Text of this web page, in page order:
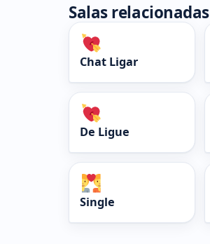
Salas relacionadas
Chat Ligar
De Ligue
Single